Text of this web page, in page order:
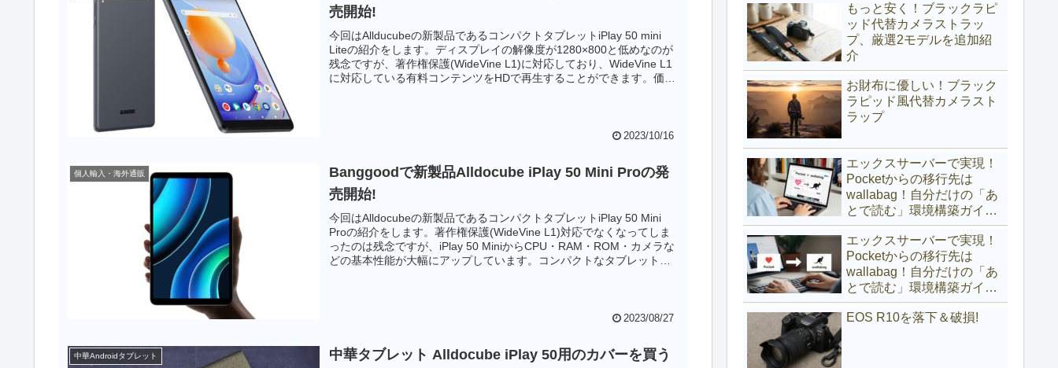
売開始!
今回はAllducubeの新製品であるコンパクトタブレットiPlay 50 mini
Liteの紹介をします。ディスプレイの解像度が1280×800と低めなのが
残念ですが、著作権保護(WideVine L1)に対応しており、WideVine L1
に対応している有料コンテンツをHDで再生することができます。価格
2023/10/16
個人輸入・海外通販
Banggoodで新製品Alldocube iPlay 50 Mini Proの発
売開始!
今回はAlldocubeの新製品であるコンパクトタブレットiPlay 50 Mini
Proの紹介をします。著作権保護(WideVine L1)対応でなくなってしま
ったのは残念ですが、iPlay 50 MiniからCPU・RAM・ROM・カメラな
どの基本性能が大幅にアップしています。コンパクトなタブレットを
2023/08/27
中華Androidタブレット
中華タブレット Alldocube iPlay 50用のカバーを買う
もっと安く！ブラックラピ
ッド代替カメラストラッ
プ、厳選2モデルを追加紹
介
お財布に優しい！ブラック
ラピッド風代替カメラスト
ラップ
エックスサーバーで実現！
Pocketからの移行先は
wallabag！自分だけの「あ
とで読む」環境構築ガイド
(サブディレクトリ編)
エックスサーバーで実現！
Pocketからの移行先は
wallabag！自分だけの「あ
とで読む」環境構築ガイド
(サブドメイン編)
EOS R10を落下＆破損!